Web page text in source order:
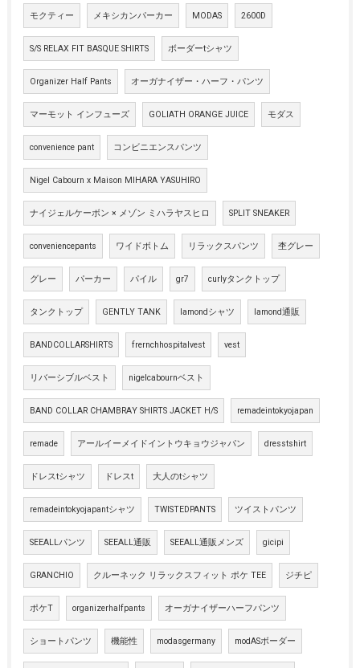
モクティー メキシカンパーカー MODAS 2600D
S/S RELAX FIT BASQUE SHIRTS ボーダーtシャツ
Organizer Half Pants オーガナイザー・ハーフ・パンツ
マーモット インフューズ GOLIATH ORANGE JUICE モダス
convenience pant コンビニエンスパンツ
Nigel Cabourn x Maison MIHARA YASUHIRO
ナイジェルケーボン × メゾン ミハラヤスヒロ SPLIT SNEAKER
conveniencepants ワイドボトム リラックスパンツ 杢グレー
グレー パーカー パイル gr7 curlyタンクトップ
タンクトップ GENTLY TANK lamondシャツ lamond通販
BANDCOLLARSHIRTS frernchhospitalvest vest
リバーシブルベスト nigelcabournベスト
BAND COLLAR CHAMBRAY SHIRTS JACKET H/S remadeintokyojapan
remade アールイーメイドイントウキョウジャパン dresstshirt
ドレスtシャツ ドレスt 大人のtシャツ
remadeintokyojapantシャツ TWISTEDPANTS ツイストパンツ
SEEALLパンツ SEEALL通販 SEEALL通販メンズ gicipi
GRANCHIO クルーネック リラックスフィット ポケ TEE ジチピ
ポケT organizerhalfpants オーガナイザーハーフパンツ
ショートパンツ 機能性 modasgermany modASボーダー